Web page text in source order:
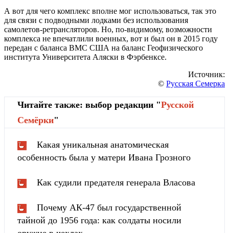
А вот для чего комплекс вполне мог использоваться, так это
для связи с подводными лодками без использования
самолетов-ретрансляторов. Но, по-видимому, возможности
комплекса не впечатлили военных, вот и был он в 2015 году
передан с баланса ВМС США на баланс Геофизического
института Университета Аляски в Фэрбенксе.
Источник:
© Русская Семерка
Читайте также: выбор редакции "Русской
Cемёрки"
Какая уникальная анатомическая
особенность была у матери Ивана Грозного
Как судили предателя генерала Власова
Почему АК-47 был государственной
тайной до 1956 года: как солдаты носили